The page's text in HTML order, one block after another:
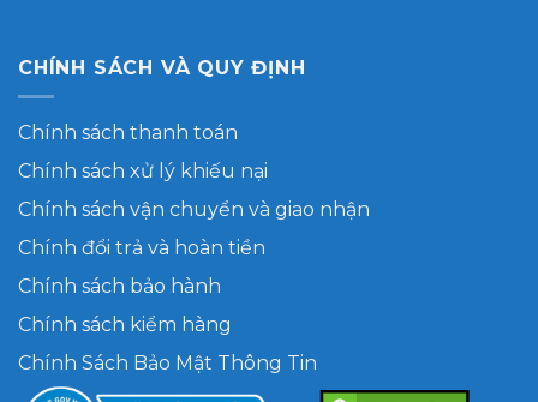
CHÍNH SÁCH VÀ QUY ĐỊNH
Chính sách thanh toán
Chính sách xử lý khiếu nại
Chính sách vận chuyển và giao nhận
Chính đổi trả và hoàn tiền
Chính sách bảo hành
Chính sách kiểm hàng
Chính Sách Bảo Mật Thông Tin